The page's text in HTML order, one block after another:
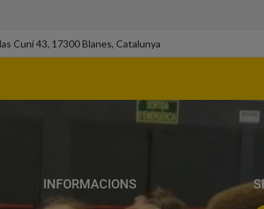
Cuní 43, 17300 Blanes, Catalunya
INFORMACIONS